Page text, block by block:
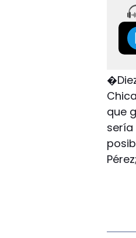
que
sería